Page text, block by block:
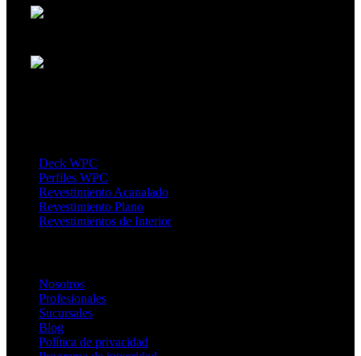
Deck WPC
Perfiles WPC
Revestimiento Acanalado
Revestimiento Plano
Revestimientos de Interior
Nosotros
Profesionales
Sucursales
Blog
Política de privacidad